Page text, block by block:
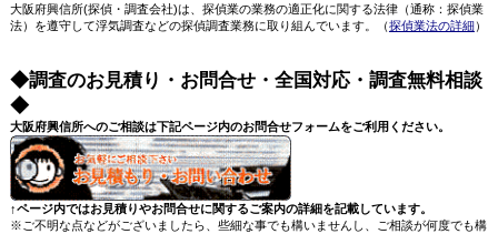
大阪府興信所(探偵・調査会社)は、探偵業の業務の適正化に関する法律（通称：探偵業
法）を遵守して浮気調査などの探偵調査業務に取り組んでいます。（探偵業法の詳細）
◆調査のお見積り・お問合せ・全国対応・調査無料相談
◆
大阪府興信所へのご相談は下記ページ内のお問合せフォームをご利用ください。
↑ページ内ではお見積りやお問合せに関するご案内の詳細を記載しています。
※ご不明な点などがございましたら、些細な事でも構いませんし、ご相談が何度でも構